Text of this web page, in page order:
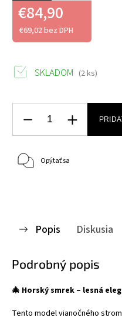
€84,90
€69,02 bez DPH
SKLADOM (2 ks)
Opýtať sa
Popis Diskusia
Podrobný popis
🎄 Horský smrek – lesná
Tento model vianočného